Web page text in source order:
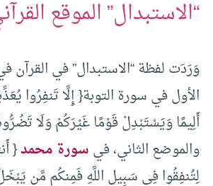
“الاستبدال” الموقع
وَرَدَت لفظة “الاستبدال” في
الأول في سورة التوبة{ إِلَّا تَنفِرُوا
والموضع الثاني، فيسورة محمد{
لِتُنفِقُوا فِي سَبِيلِ اللَّهِ فَمِنكُم مَّن